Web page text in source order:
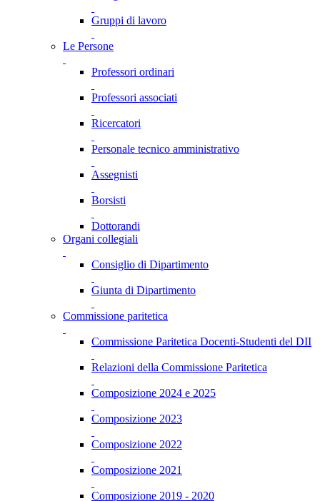
Gruppi di lavoro
Le Persone
Professori ordinari
Professori associati
Ricercatori
Personale tecnico amministrativo
Assegnisti
Borsisti
Dottorandi
Organi collegiali
Consiglio di Dipartimento
Giunta di Dipartimento
Commissione paritetica
Commissione Paritetica Docenti-Studenti del DII
Relazioni della Commissione Paritetica
Composizione 2024 e 2025
Composizione 2023
Composizione 2022
Composizione 2021
Composizione 2019 - 2020